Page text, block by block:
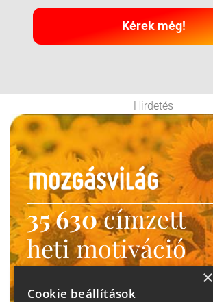
Kérek még!
Hirdetés
35 630címzett
heti motiváció
Ne maradj le!
×
Cookie beállítások